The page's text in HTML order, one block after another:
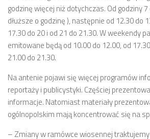
godzinę więcej niż dotychczas. Od godziny
dłuższe o godzinę ), następnie od 12.30 do
17.30 do 20 i od 21 do 21.30. W weekendy
emitowane będą od 10.00 do 12.00, od
21.00 do 21.30.
Na antenie pojawi się więcej programów
reportaży i publicystyki. Częściej
informacje. Natomiast materiały
ogólnopolskim mają koncentrować się na
– Zmiany w ramówce wiosennej